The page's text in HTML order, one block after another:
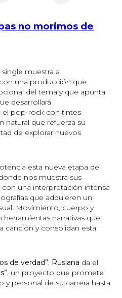
no morimos de
muestra a
una producción que
del tema y que apunta
desarrollará
el pop-rock con tintes
natural que refuerza su
de explorar nuevos
esta nueva etapa de
nos muestra sus
con una interpretación intensa
que adquieren un
Movimiento, cuerpo y
narrativas que
canción y consolidan esta
de verdad” Ruslana da el
, un proyecto que promete
y personal de su carrera hasta